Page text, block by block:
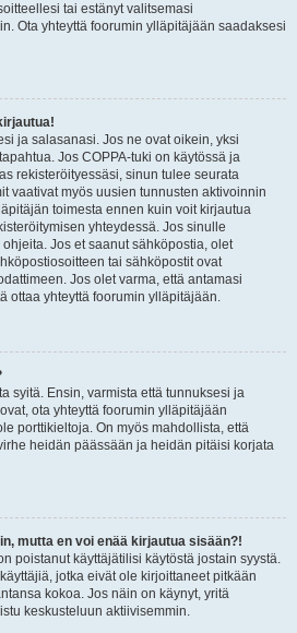
tai estänyt valitsemasi
Ota yhteyttä foorumin ylläpitäjään saadaksesi
ja salasanasi. Jos ne ovat oikein, yksi
Jos COPPA-tuki on käytössä ja
rekisteröityessäsi, sinun tulee seurata
vaativat myös uusien tunnusten aktivoinnin
toimesta ennen kuin voit kirjautua
yhteydessä. Jos sinulle
Jos et saanut sähköpostia, olet
tai sähköpostit ovat
Jos olet varma, että antamasi
ottaa yhteyttä foorumin ylläpitäjään.
syitä. Ensin, varmista että tunnuksesi ja
ota yhteyttä foorumin ylläpitäjään
porttikieltoja. On myös mahdollista, että
heidän päässään ja heidän pitäisi korjata
mutta en voi enää kirjautua sisään?!
poistanut käyttäjätilisi käytöstä jostain syystä.
jotka eivät ole kirjoittaneet pitkään
kokoa. Jos näin on käynyt, yritä
keskusteluun aktiivisemmin.